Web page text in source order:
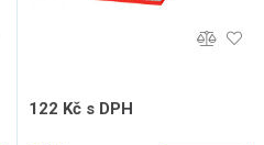
122 Kč s DPH